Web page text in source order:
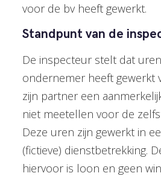
voor de bv heeft gewerkt.
Standpunt van de
De inspecteur stelt dat
ondernemer heeft gewerkt
zijn partner een
niet meetellen voor de
Deze uren zijn gewerkt in
(fictieve) dienstbetrekking.
hiervoor is loon en geen